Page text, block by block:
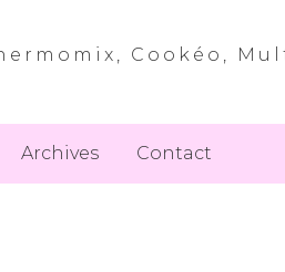
Cookéo,
Archives Contact